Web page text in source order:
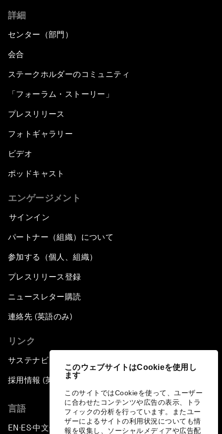
このウェブサイトはCookieを使用し
ます
このサイトではCookieを使って、ユーザー
に合わせたコンテンツや広告の表示、トラ
フィックの分析を行っています。またユー
ザーによるサイトの利用状況についても情
報を収集し、ソーシャルメディアや広告配
詳細
センター（部門）
会合
ステークホルダーのコミュニティ
「フォーラム・ストーリー」
プレスリリース
フォトギャラリー
ビデオ
ポッドキャスト
エンゲージメント
サインイン
パートナー（組織）について
参加する（個人、組織）
プレスリリース登録
ニュースレター購読
連絡先 (英語のみ)
リンク
サステナビリティへの取り組み
採用情報 (英語のみ)
言語
EN ▪ ES▪中文▪ 日本語